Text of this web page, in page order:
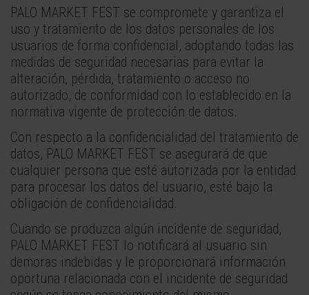
PALO MARKET FEST se compromete y garantiza el
uso y tratamiento de los datos personales de los
usuarios de forma confidencial, adoptando todas las
medidas de seguridad necesarias para evitar la
alteración, pérdida, tratamiento o acceso no
autorizado, de conformidad con lo establecido en la
normativa vigente de protección de datos.
Con respecto a la confidencialidad del tratamiento de
datos, PALO MARKET FEST se asegurará de que
cualquier persona que esté autorizada por la entidad
para procesar los datos del usuario, esté bajo la
obligación de confidencialidad.
Cuando se produzca algún incidente de seguridad,
PALO MARKET FEST lo notificará al usuario sin
demoras indebidas y le proporcionará información
oportuna relacionada con el incidente de seguridad